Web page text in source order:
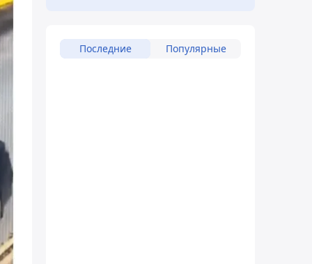
Последние Популярные